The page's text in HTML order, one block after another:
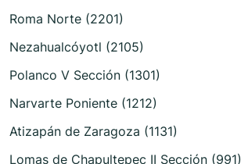
Roma Norte (2201)
Nezahualcóyotl (2105)
Polanco V Sección (1301)
Narvarte Poniente (1212)
Atizapán de Zaragoza (1131)
Lomas de Chapultepec II Sección (991)